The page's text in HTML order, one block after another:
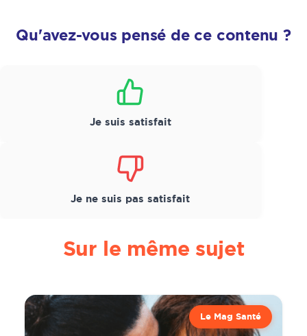
Qu'avez-vous pensé de ce contenu ?
Je suis satisfait
Je ne suis pas satisfait
Sur le même sujet
Le Mag Santé